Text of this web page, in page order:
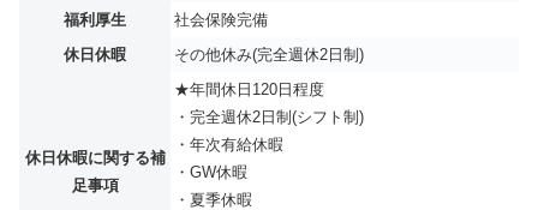
福利厚生
社会保険完備
休日休暇
その他休み(完全週休2日制)
休日休暇に関する補
足事項
★年間休日120日程度
・完全週休2日制(シフト制)
・年次有給休暇
・GW休暇
・夏季休暇